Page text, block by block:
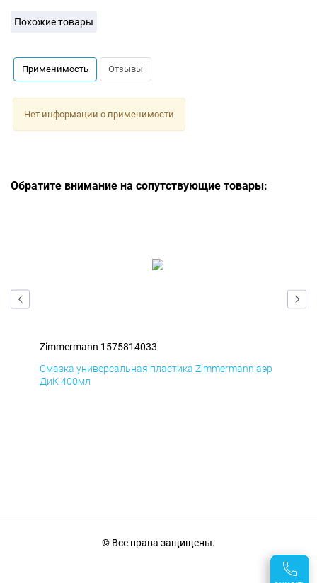
Похожие товары
Применимость Отзывы
Нет информации о применимости
Обратите внимание на сопутствующие товары:
Zimmermann 1575814033
Смазка универсальная пластика Zimmermann аэр
ДиК 400мл
© Все права защищены.